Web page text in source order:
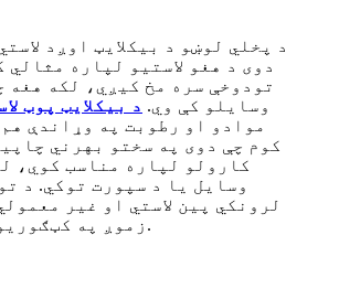
د پخلي لوښو د بیکلایټ اوږد
دوی د هغو لاستيو لپاره مثالي
تودوخې سره مخ کیږي، لکه هغه
وسایلو کې وي. د بیکلایټ پوټ
موادو او رطوبت په وړاندې
کوم چې دوی په سختو بهرني
کارولو لپاره مناسب کوي،
وسایل یا د سپورت توکي. د
لرونکي پین لاستي او غیر
زموږ په کټګوریو کې شتون لري.